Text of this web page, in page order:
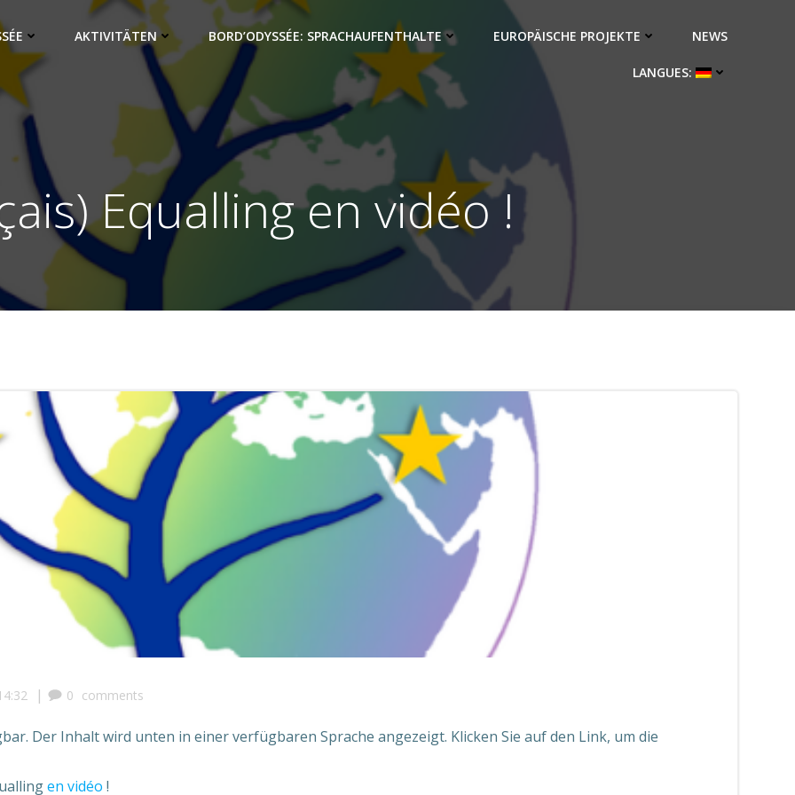
AKTIVITÄTEN BORD’ODYSSÉE: SPRACHAUFENTHALTE EUROPÄISCHE PROJEKTE NEWS
LANGUES:
Equalling en vidéo !
| 0 comments
Der Inhalt wird unten in einer verfügbaren Sprache angezeigt. Klicken Sie auf den Link, um die
en vidéo !